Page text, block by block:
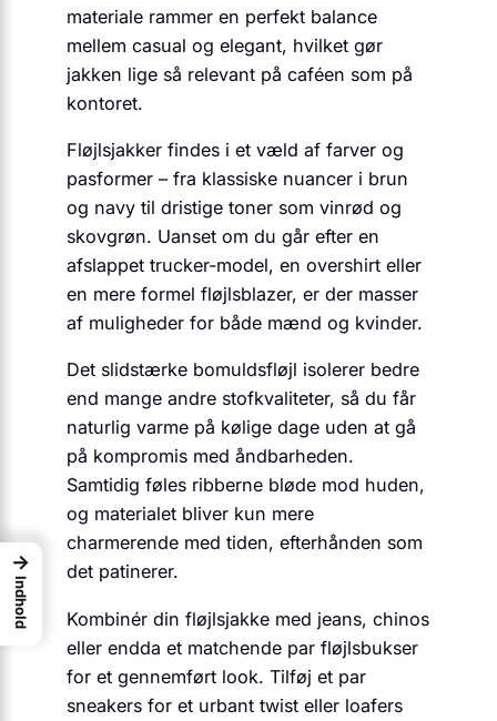
materiale rammer en perfekt balance
mellem casual og elegant, hvilket gør
jakken lige så relevant på caféen som på
kontoret.
Fløjlsjakker findes i et væld af farver og
pasformer – fra klassiske nuancer i brun
og navy til dristige toner som vinrød og
skovgrøn. Uanset om du går efter en
afslappet trucker-model, en overshirt eller
en mere formel fløjlsblazer, er der masser
af muligheder for både mænd og kvinder.
Det slidstærke bomuldsfløjl isolerer bedre
end mange andre stofkvaliteter, så du får
naturlig varme på kølige dage uden at gå
på kompromis med åndbarheden.
Samtidig føles ribberne bløde mod huden,
og materialet bliver kun mere
charmerende med tiden, efterhånden som
det patinerer.
Kombinér din fløjlsjakke med jeans, chinos
eller endda et matchende par fløjlsbukser
for et gennemført look. Tilføj et par
sneakers for et urbant twist eller loafers
→
Indhold